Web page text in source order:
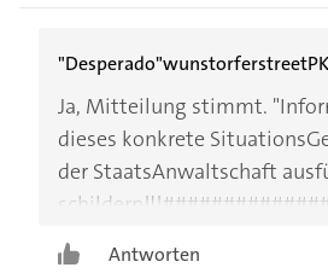
IDprüfung durchführten.
verurteilt werden
Ja, Mitteilung stimmt.
dieses konkrete
der StaatsAnwaltschaft
Antworten